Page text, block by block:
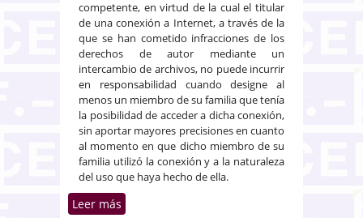
competente, en virtud de la cual el titular
de una conexión a Internet, a través de la
que se han cometido infracciones de los
derechos de autor mediante un
intercambio de archivos, no puede incurrir
en responsabilidad cuando designe al
menos un miembro de su familia que tenía
la posibilidad de acceder a dicha conexión,
sin aportar mayores precisiones en cuanto
al momento en que dicho miembro de su
familia utilizó la conexión y a la naturaleza
del uso que haya hecho de ella.
Leer más